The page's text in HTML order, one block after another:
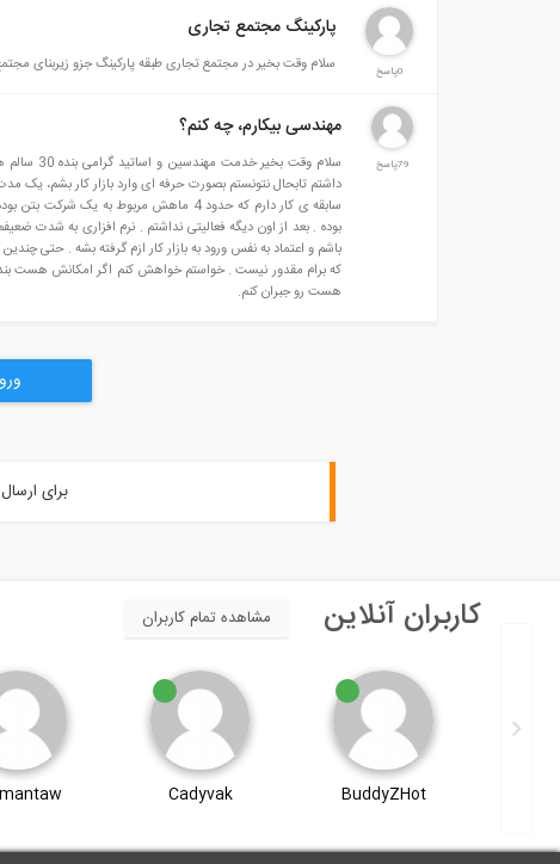
0پاسخ
پارکینگ مجتمع تجاری
سلام وقت بخیر در مجتمع تجاری طبقه پارکینگ جزو زیربنای
79پاسخ
مهندسی بیکارم، چه کنم؟
سلام
داشتم تابحال نتونستم بصورت حرفه ای وارد بازار کار بشم، یک
بوده . بعد از اون دیگه فعالیتی نداشتم . نرم افزاری به شدت
باشم و اعتماد به نفس ورود به بازار کار ازم گرفته بشه . حتی
که برام مقدور نیست . خواستم خواهش کنم اگر امکانش هست بنده
هست رو جبران کنم.
برای
کاربران آنلاین مشاهده تمام کاربران
BuddyZHot
Cadyvak